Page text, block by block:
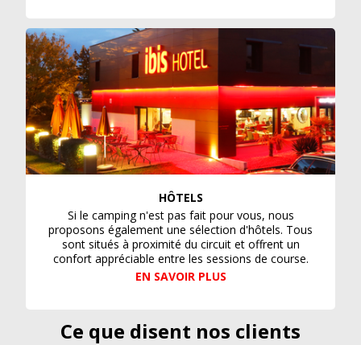
HÔTELS
Si le camping n'est pas fait pour vous, nous
proposons également une sélection d'hôtels. Tous
sont situés à proximité du circuit et offrent un
confort appréciable entre les sessions de course.
EN SAVOIR PLUS
Ce que disent nos clients